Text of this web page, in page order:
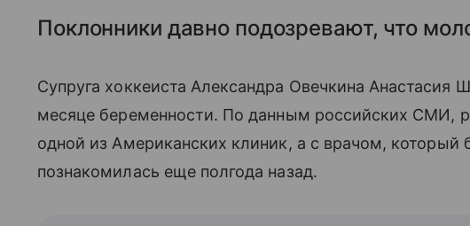
Поклонники давно подозревают, что
Супруга хоккеиста Александра Овечкина Анастасия
месяце беременности. По данным российских СМИ,
одной из Американских клиник, а с врачом, который
познакомилась еще полгода назад.